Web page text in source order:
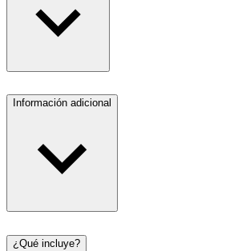
Información adicional
¿Qué incluye?